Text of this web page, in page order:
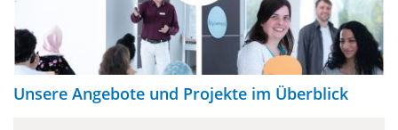
Unsere Angebote und Projekte im Überblick